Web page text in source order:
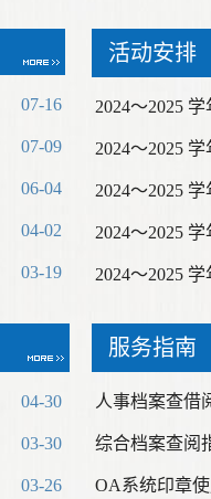
07-16
07-09
06-04
04-02
03-19
活动安排
2024～2025
2024～2025
2024～2025
2024～2025
2024～2025
04-30
03-30
03-26
服务指南
人事档案查借
综合档案查阅
OA系统印章